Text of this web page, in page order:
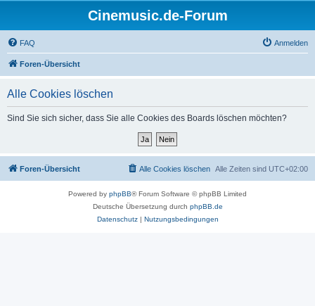
Cinemusic.de-Forum
FAQ Anmelden
Foren-Übersicht
Alle Cookies löschen
Sind Sie sich sicher, dass Sie alle Cookies des Boards löschen möchten?
Foren-Übersicht Alle Zeiten sind UTC+02:00
Alle Cookies löschen
Powered by phpBB® Forum Software © phpBB Limited
Deutsche Übersetzung durch phpBB.de
Datenschutz| Nutzungsbedingungen